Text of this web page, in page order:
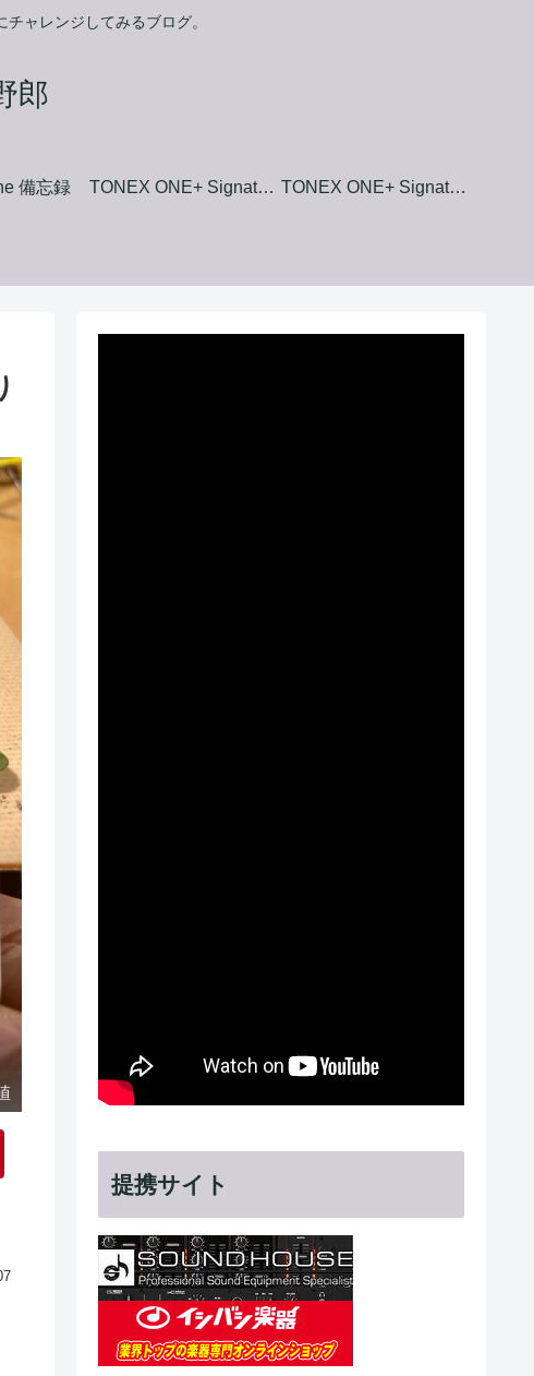
ャレンジしてみるブログ。
郎
備忘録 TONEX ONE+ Signature+ Collection Amp Model List TONEX ONE+ Signature+ Collection Stomp Box Model List
提携サイト